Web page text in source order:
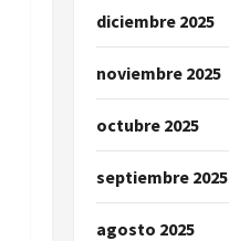
diciembre 2025
noviembre 2025
octubre 2025
septiembre 2025
agosto 2025